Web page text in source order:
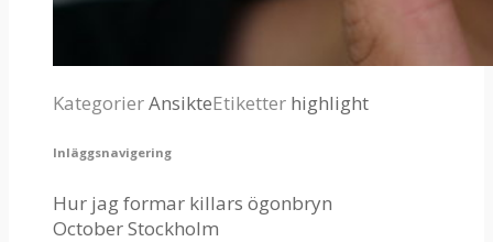
KategorierAnsikteEtiketter highlight
Inläggsnavigering
Hur jag formar killars ögonbryn
October Stockholm